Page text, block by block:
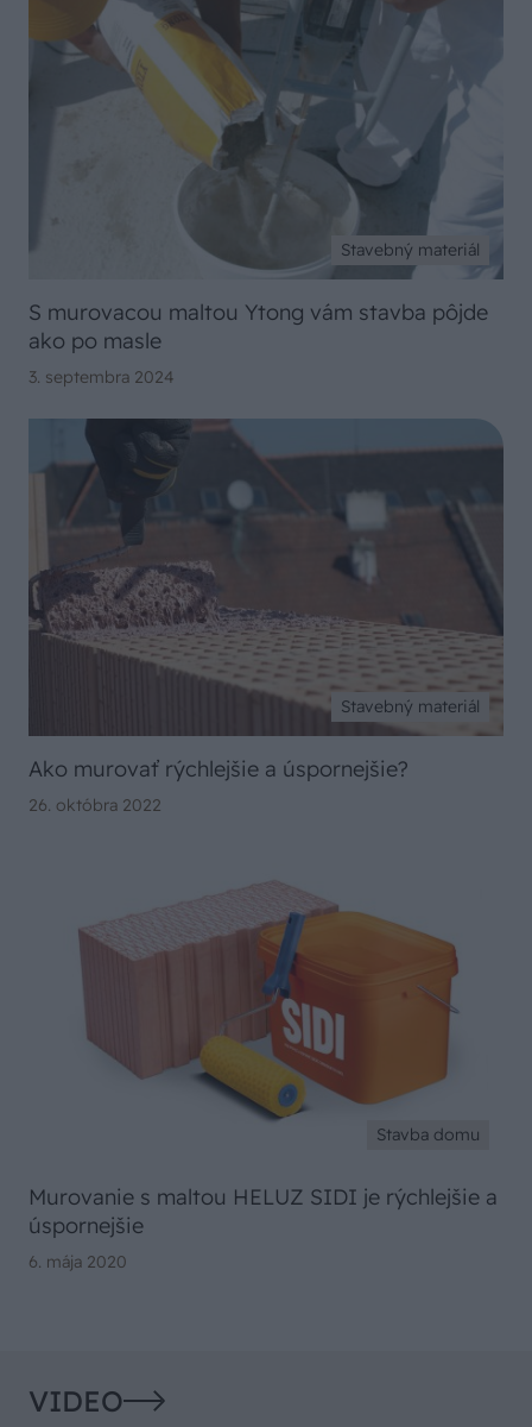
Stavebný materiál
S murovacou maltou Ytong vám stavba pôjde
ako po masle
3. septembra 2024
Stavebný materiál
Ako murovať rýchlejšie a úspornejšie?
26. októbra 2022
Stavba domu
Murovanie s maltou HELUZ SIDI je rýchlejšie a
úspornejšie
6. mája 2020
VIDEO